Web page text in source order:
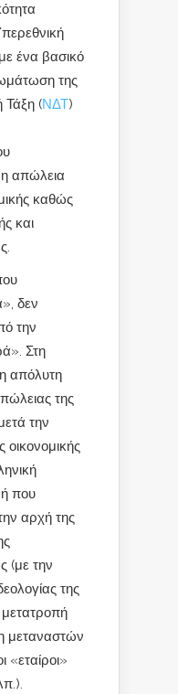
με ένα βασικό
της
Τάξη (ΝΔΤ)
απώλεια
καθώς
και
δεν
την
Στη
απόλυτη
της
την
που
αρχή της
(με την
της
μεταναστών
«εταίροι»